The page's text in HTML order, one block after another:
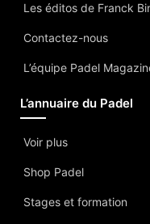
Les éditos de Franck
Contactez-nous
L’équipe Padel
L’annuaire du Padel
Voir plus
Shop Padel
Stages et formation